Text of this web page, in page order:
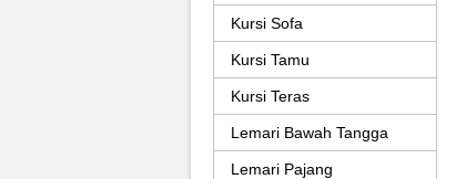
Kursi Sofa
Kursi Tamu
Kursi Teras
Lemari Bawah Tangga
Lemari Pajang